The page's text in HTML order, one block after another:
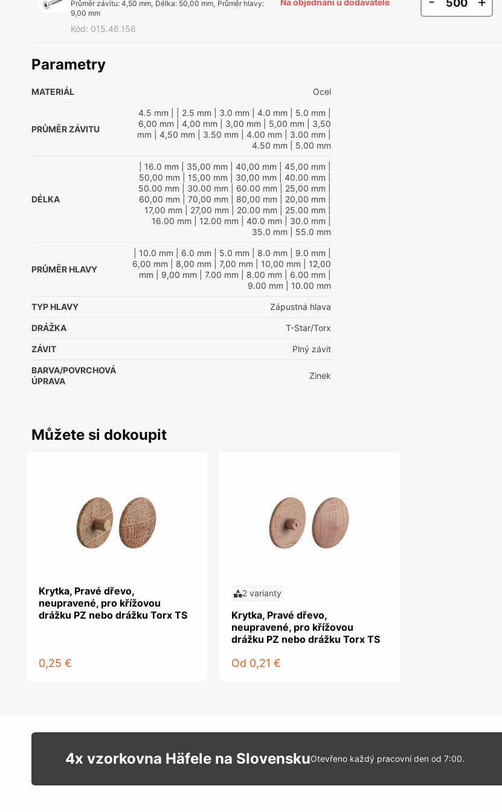
Průměr závitu: 4,50 mm, Délka: 50,00 mm, Průměr hlavy:
9,00 mm
Kód: 015.46.156
Na objednání u dodavatele
Parametry
MATERIÁL Ocel
PRŮMĚR ZÁVITU
4.5 mm | 2.5 mm | 3.0 mm | 4.0 mm | 5.0 mm
6,00 mm | 4,00 mm | 3,00 mm | 5,00 mm | 3,50
mm | 4,50 mm | 3.50 mm | 4.00 mm | 3.00 mm
4.50 mm | 5.00 mm
DÉLKA
| 16.0 mm | 35,00 mm | 40,00 mm | 45,00 mm
50,00 mm | 15,00 mm | 30,00 mm | 40.00 mm
50.00 mm | 30.00 mm | 60.00 mm | 25,00 mm
60,00 mm | 70,00 mm | 80,00 mm | 20,00 mm
17,00 mm | 27,00 mm | 20.00 mm | 25.00 mm
16.00 mm | 12.00 mm | 40.0 mm | 30.0 mm
35.0 mm | 55.0 mm
PRŮMĚR HLAVY
| 10.0 mm | 6.0 mm | 5.0 mm | 8.0 mm | 9.0 mm
6,00 mm | 8,00 mm | 7,00 mm | 10,00 mm | 12,00
mm | 9,00 mm | 7.00 mm | 8.00 mm | 6.00 mm
9.00 mm | 10.00 mm
TYP HLAVY Zápustná hlava
DRÁŽKA T-Star/Torx
ZÁVIT Plný závit
BARVA/POVRCHOVÁ
ÚPRAVA
Zinek
Můžete si dokoupit
Krytka, Pravé dřevo,
neupravené, pro křížovou
drážku PZ nebo drážku Torx TS
0,25 €
2 varianty
Krytka, Pravé dřevo,
neupravené, pro křížovou
drážku PZ nebo drážku Torx TS
Od 0,21 €
4x vzorkovna Häfele na SlovenskuOtevřeno každý pracovní den od 7:00.